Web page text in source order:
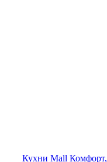
Кухни Mall Комфорт,